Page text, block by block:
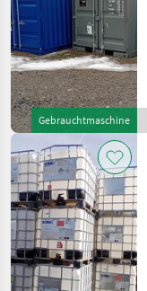
Gebrauchtmaschine